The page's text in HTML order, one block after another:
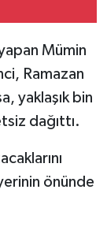
Mümin
Ramazan
yaklaşık bin
dağıttı.
önünde